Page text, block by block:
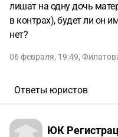
лишат на одну дочь
в контрах), будет ли он
нет?
06 февраля, 19:49,
Ответы юристов
ЮК